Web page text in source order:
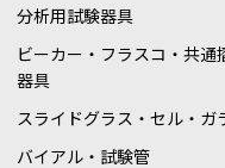
分析用試験器具
ビーカー・フラスコ・共通
器具
スライドグラス・セル・ガ
バイアル・試験管